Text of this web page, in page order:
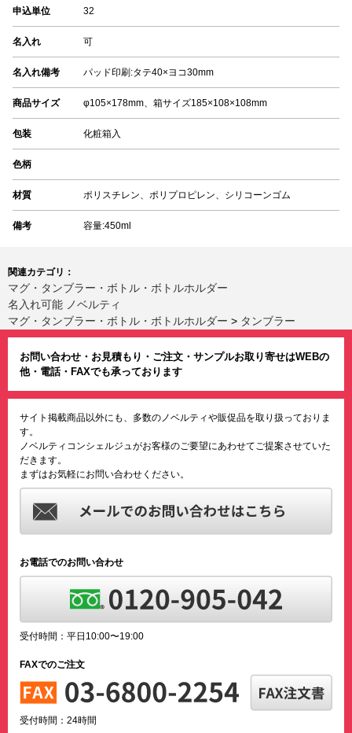
申込単位 32
名入れ 可
名入れ備考 パッド印刷:タテ40×ヨコ30mm
商品サイズ φ105×178mm、箱サイズ185×108×108mm
包装 化粧箱入
色柄
材質 ポリスチレン、ポリプロピレン、シリコーンゴム
備考 容量:450ml
関連カテゴリ：
マグ・タンブラー・ボトル・ボトルホルダー
名入れ可能 ノベルティ
マグ・タンブラー・ボトル・ボトルホルダー > タンブラー
お問い合わせ・お見積もり・ご注文・サンプルお取り寄せはWEBの
他・電話・FAXでも承っております
サイト掲載商品以外にも、多数のノベルティや販促品を取り扱っておりま
す。
ノベルティコンシェルジュがお客様のご要望にあわせてご提案させていた
だきます。
まずはお気軽にお問い合わせください。
お電話でのお問い合わせ
受付時間：平日10:00〜19:00
FAXでのご注文
受付時間：24時間